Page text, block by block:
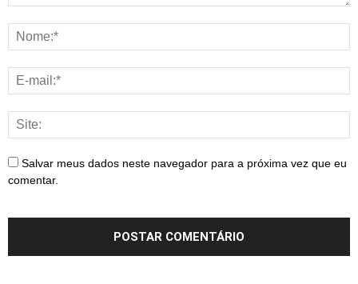
Salvar meus dados neste navegador para a próxima vez que eu
comentar.